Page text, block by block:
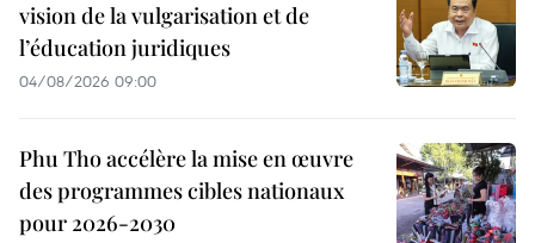
vision de la vulgarisation et de
l’éducation juridiques
04/08/2026 09:00
Phu Tho accélère la mise en œuvre
des programmes cibles nationaux
pour 2026-2030